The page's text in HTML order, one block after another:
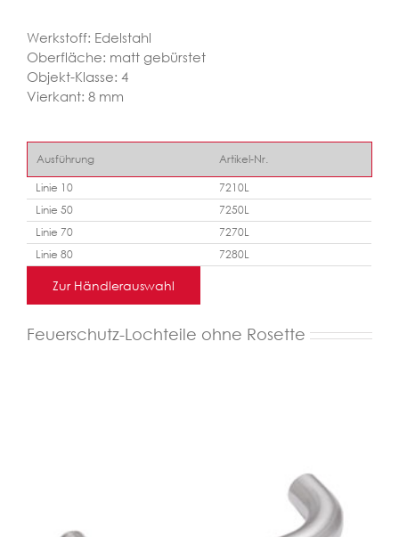
Werkstoff: Edelstahl
Oberfläche: matt gebürstet
Objekt-Klasse: 4
Vierkant: 8 mm
Ausführung
Artikel-Nr.
Linie 10
7210L
Linie 50
7250L
Linie 70
7270L
Linie 80
7280L
Zur Händlerauswahl
Feuerschutz-Lochteile ohne Rosette